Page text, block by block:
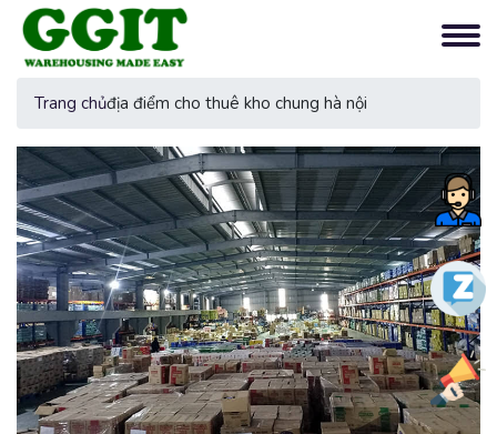
Trang chủđịa điểm cho thuê kho chung hà nội
Tư
vấn
Zalo
Ưu
đãi